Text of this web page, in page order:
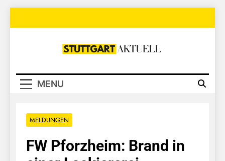
Stuttgart
MENU
MELDUNGEN
FW Pforzheim: Brand in